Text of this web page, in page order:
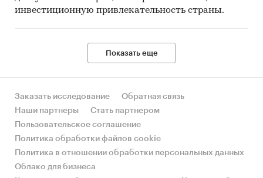
инвестиционную привлекательность страны.
Показать еще
Заказать исследование
Обратная связь
Наши партнеры
Стать партнером
Пользовательское соглашение
Политика обработки файлов cookie
Политика в отношении обработки персональных данных
Облако для бизнеса